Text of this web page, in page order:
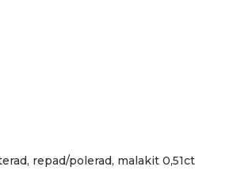
repad/polerad, malakit 0,51ct